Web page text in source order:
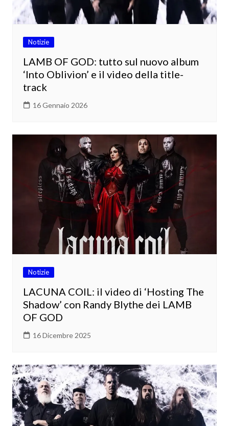
Notizie
LAMB OF GOD: tutto sul nuovo album
‘Into Oblivion’ e il video della title-
track
16 Gennaio 2026
Notizie
LACUNA COIL: il video di ‘Hosting The
Shadow’ con Randy Blythe dei LAMB
OF GOD
16 Dicembre 2025